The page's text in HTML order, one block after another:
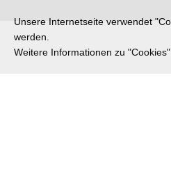
Unsere Internetseite verwendet
werden.
Weitere Informationen zu